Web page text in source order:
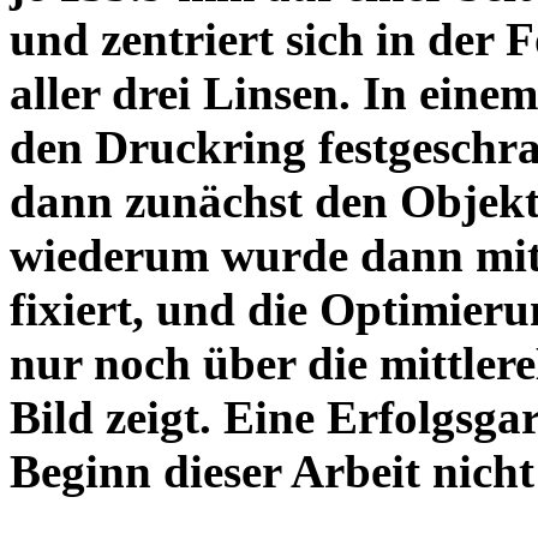
und zentriert sich in der
aller drei Linsen. In
den Druckring
dann zunächst den
wiederum wurde dann
fixiert, und die
nur noch über die
Bild zeigt. Eine
Beginn dieser Arbeit